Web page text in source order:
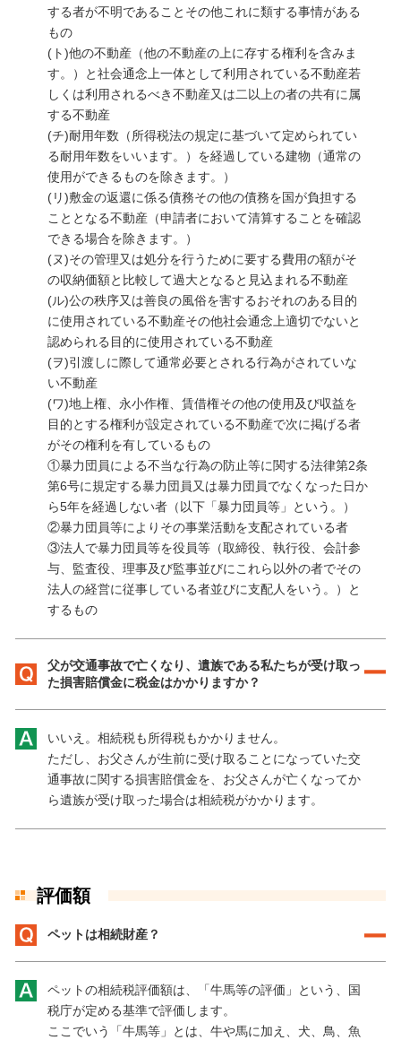
する者が不明であることその他これに類する事情がある
もの
(ト)他の不動産（他の不動産の上に存する権利を含みま
す。）と社会通念上一体として利用されている不動産若
しくは利用されるべき不動産又は二以上の者の共有に属
する不動産
(チ)耐用年数（所得税法の規定に基づいて定められてい
る耐用年数をいいます。）を経過している建物（通常の
使用ができるものを除きます。）
(リ)敷金の返還に係る債務その他の債務を国が負担する
こととなる不動産（申請者において清算することを確認
できる場合を除きます。）
(ヌ)その管理又は処分を行うために要する費用の額がそ
の収納価額と比較して過大となると見込まれる不動産
(ル)公の秩序又は善良の風俗を害するおそれのある目的
に使用されている不動産その他社会通念上適切でないと
認められる目的に使用されている不動産
(ヲ)引渡しに際して通常必要とされる行為がされていな
い不動産
(ワ)地上権、永小作権、賃借権その他の使用及び収益を
目的とする権利が設定されている不動産で次に掲げる者
がその権利を有しているもの
①暴力団員による不当な行為の防止等に関する法律第2条
第6号に規定する暴力団員又は暴力団員でなくなった日か
ら5年を経過しない者（以下「暴力団員等」という。）
②暴力団員等によりその事業活動を支配されている者
③法人で暴力団員等を役員等（取締役、執行役、会計参
与、監査役、理事及び監事並びにこれら以外の者でその
法人の経営に従事している者並びに支配人をいう。）と
するもの
父が交通事故で亡くなり、遺族である私たちが受け取っ
た損害賠償金に税金はかかりますか？
いいえ。相続税も所得税もかかりません。
ただし、お父さんが生前に受け取ることになっていた交
通事故に関する損害賠償金を、お父さんが亡くなってか
ら遺族が受け取った場合は相続税がかかります。
評価額
ペットは相続財産？
ペットの相続税評価額は、「牛馬等の評価」という、国
税庁が定める基準で評価します。
ここでいう「牛馬等」とは、牛や馬に加え、犬、鳥、魚